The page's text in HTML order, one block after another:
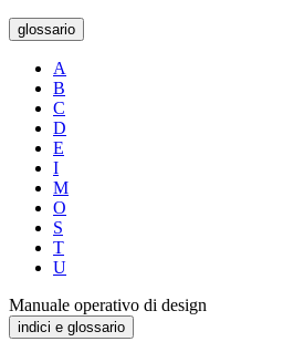
glossario
A
B
C
D
E
I
M
O
S
T
U
Manuale operativo di design
indici e glossario